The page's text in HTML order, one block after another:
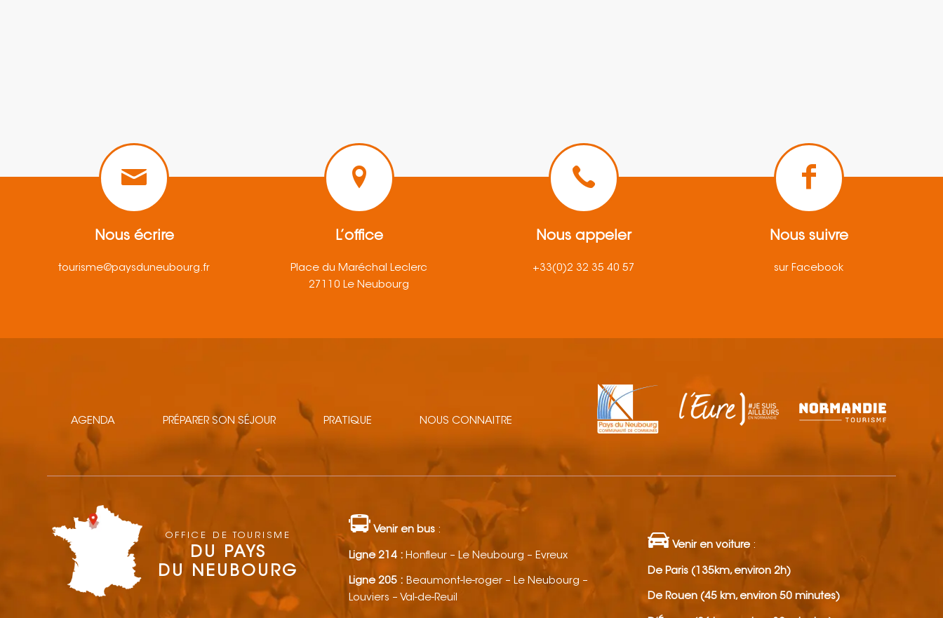
Nous écrire
tourisme@paysduneubourg.fr
L’office
Place du Maréchal Leclerc
27110 Le Neubourg
Nous appeler
+33(0)2 32 35 40 57
Nous suivre
sur Facebook
AGENDA PRÉPARER SON SÉJOUR PRATIQUE NOUS CONNAITRE
OFFICE DE TOURISME
DU PAYS
DU NEUBOURG
Venir en bus :
Ligne 214 : Honfleur – Le Neubourg – Evreux
Ligne 205 : Beaumont-le-roger – Le Neubourg –
Louviers – Val-de-Reuil
Venir en voiture :
De Paris (135km, environ 2h)
De Rouen (45 km, environ 50 minutes)